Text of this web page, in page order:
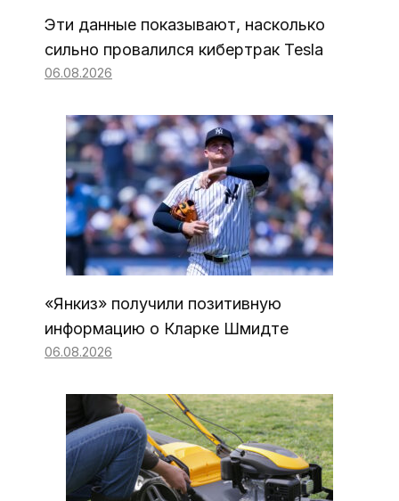
Эти данные показывают, насколько
сильно провалился кибертрак Tesla
06.08.2026
«Янкиз» получили позитивную
информацию о Кларке Шмидте
06.08.2026